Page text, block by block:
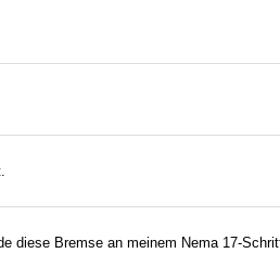
diese Bremse an meinem Nema 17-